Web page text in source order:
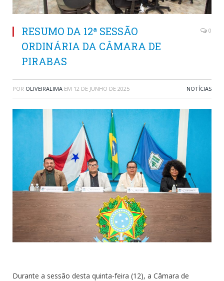
RESUMO DA 12ª SESSÃO
ORDINÁRIA DA CÂMARA DE
PIRABAS
0
POR OLIVEIRALIMA EM 12 DE JUNHO DE 2025 NOTÍCIAS
Durante a sessão desta quinta-feira (12), a Câmara de